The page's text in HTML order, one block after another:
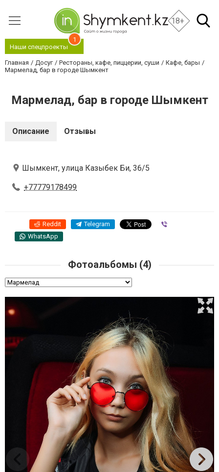
18+
Наши спецпроекты
1
Главная Досуг Рестораны, кафе, пиццерии, суши
Кафе, бары
Мармелад, бар в городе Шымкент
Мармелад, бар в городе Шымкент
Описание Отзывы
Шымкент, улица Казыбек Би, 36/5
+77779178499
Reddit Telegram
WhatsApp
Фотоальбомы (4)